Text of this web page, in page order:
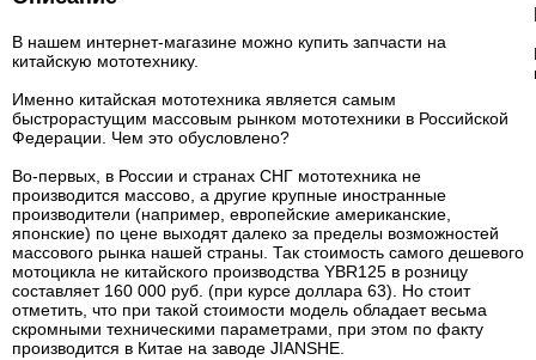
В нашем интернет-магазине можно купить запчасти на
китайскую мототехнику.
Именно китайская мототехника является самым
быстрорастущим массовым рынком мототехники в Российской
Федерации. Чем это обусловлено?
Во-первых, в России и странах СНГ мототехника не
производится массово, а другие крупные иностранные
производители (например, европейские американские,
японские) по цене выходят далеко за пределы возможностей
массового рынка нашей страны. Так стоимость самого дешевого
мотоцикла не китайского производства YBR125 в розницу
составляет 160 000 руб. (при курсе доллара 63). Но стоит
отметить, что при такой стоимости модель обладает весьма
скромными техническими параметрами, при этом по факту
производится в Китае на заводе JIANSHE.